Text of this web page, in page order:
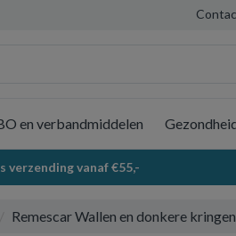
en verbandmiddelen
verzending vanaf €55,-
Remescar Wallen en donkere kringen